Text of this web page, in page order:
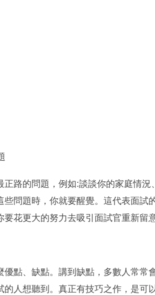
正路的問題，例如:談談你的家庭情
些問題時，你就要醒覺。這代表面試
花更大的努力去吸引面試官重新留意
點、缺點。講到缺點，多數人常常
人想聽到。真正有技巧之作，是可